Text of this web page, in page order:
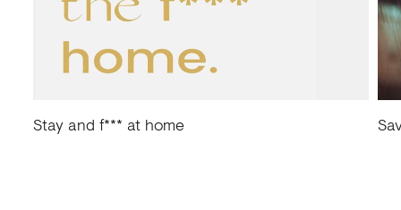
Stay and f*** at home